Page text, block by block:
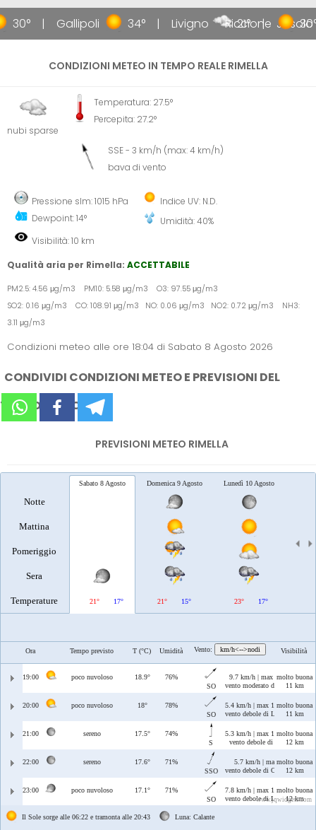
30° Gallipoli 34° Livigno 21° Jesolo
Riccione 30°
CONDIZIONI METEO IN TEMPO REALE RIMELLA
nubi sparse
Temperatura: 27.5°
Percepita: 27.2°
SSE - 3 km/h (max: 4 km/h)
bava di vento
Pressione slm: 1015 hPa
Dewpoint: 14°
Indice UV: N.D.
Umidità: 40%
Visibilità: 10 km
Qualità aria per Rimella: ACCETTABILE
PM2.5: 4.56 μg/m3 PM10: 5.58 μg/m3 O3: 97.55 μg/m3
SO2: 0.16 μg/m3 CO: 108.91 μg/m3 NO: 0.06 μg/m3 NO2: 0.72 μg/m3 NH3:
3.11 μg/m3
Condizioni meteo alle ore 18:04 di Sabato 8 Agosto 2026
CONDIVIDI CONDIZIONI METEO E PREVISIONI DEL
TEMPO SUI SOCIAL
PREVISIONI METEO RIMELLA
Notte
Mattina
Pomeriggio
Sera
Temperature
Sabato 8 Agosto
21° 17°
Domenica 9 Agosto
21° 15°
Lunedì 10 Agosto
23° 17°
Ora Tempo previsto T (°C) Umidità Vento: km/h<-->nodi Visibilità
19:00 poco nuvoloso 18.9°
76%
SO
9.7 km/h | max 11 km/h
vento moderato di Libeccio
molto buona
11 km
20:00 poco nuvoloso 18°
78%
SO
5.4 km/h | max 12 km/h
vento debole di Libeccio
molto buona
11 km
21:00 sereno 17.5°
74%
S
5.3 km/h | max 10 km/h
vento debole di Ostro
molto buona
12 km
22:00 sereno 17.6°
71%
SSO
5.7 km/h | max 12 km/h
vento debole di Ostro/Libeccio
molto buona
12 km
23:00 poco nuvoloso 17.1°
71%
SO
7.8 km/h | max 12 km/h
vento debole di Libeccio
molto buona
12 km
www.jqwidgets.com
Il Sole sorge alle 06:22 e tramonta alle 20:43
Luna: Calante